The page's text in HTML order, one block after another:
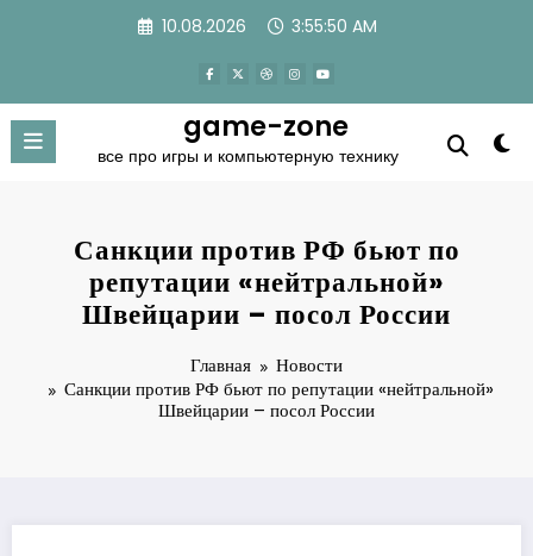
10.08.2026 3:55:51 AM
game-zone
все про игры и компьютерную технику
Санкции против РФ бьют по
репутации «нейтральной»
Швейцарии – посол России
Главная
Новости
Санкции против РФ бьют по репутации «нейтральной»
Швейцарии – посол России